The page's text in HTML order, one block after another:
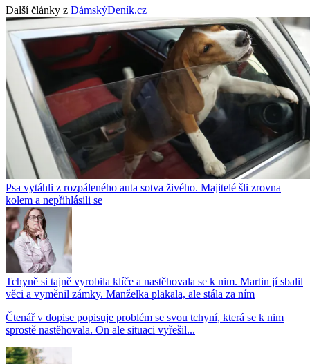
Další články z DámskýDeník.cz
Psa vytáhli z rozpáleného auta sotva živého. Majitelé šli zrovna
kolem a nepřihlásili se
Tchyně si tajně vyrobila klíče a nastěhovala se k nim. Martin jí sbalil
věci a vyměnil zámky. Manželka plakala, ale stála za ním
Čtenář v dopise popisuje problém se svou tchyní, která se k nim
sprostě nastěhovala. On ale situaci vyřešil...